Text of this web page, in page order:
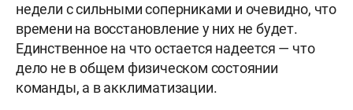
недели с сильными соперниками и очевидно, что
времени на восстановление у них не будет.
Единственное на что остается надеется — что
дело не в общем физическом состоянии
команды, а в акклиматизации.